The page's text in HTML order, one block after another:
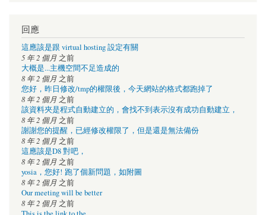
回應
這應該是跟 virtual hosting 設定有關
5 年 2 個月 之前
大概是...主機空間不足造成的
8 年 2 個月 之前
您好，昨日修改/tmp的權限後，今天網站的格式都跑掉了
8 年 2 個月 之前
該資料夾是程式自動建立的，會找不到表示沒有成功自動建立，
8 年 2 個月 之前
謝謝您的提醒，已經修改權限了，但是還是無法備份
8 年 2 個月 之前
這應該是D8 對吧，
8 年 2 個月 之前
yosia，您好! 跑了個新問題，如附圖
8 年 2 個月 之前
Our meeting will be better
8 年 2 個月 之前